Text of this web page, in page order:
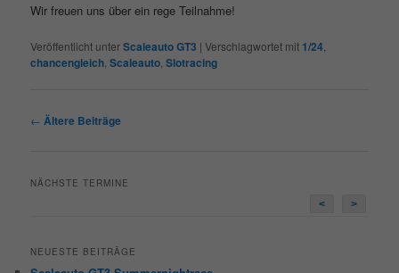
Wir freuen uns über ein rege Teilnahme!
Veröffentlicht unterScaleauto GT3 |Verschlagwortet mit 1/24
chancengleich ,Scaleauto ,Slotracing
Beitragsnavigation
← Ältere Beiträge
NÄCHSTE TERMINE
<
>
NEUESTE BEITRÄGE